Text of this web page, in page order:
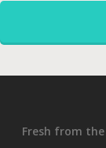
Fresh from